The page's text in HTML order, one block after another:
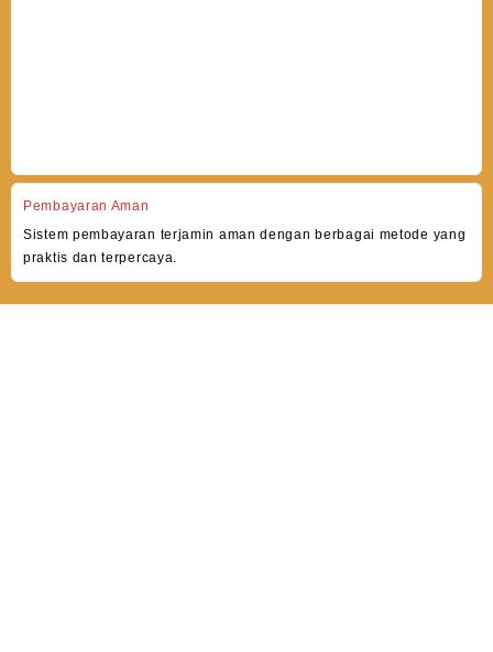
Pembayaran Aman
Sistem pembayaran terjamin aman dengan berbagai metode yang
praktis dan terpercaya.